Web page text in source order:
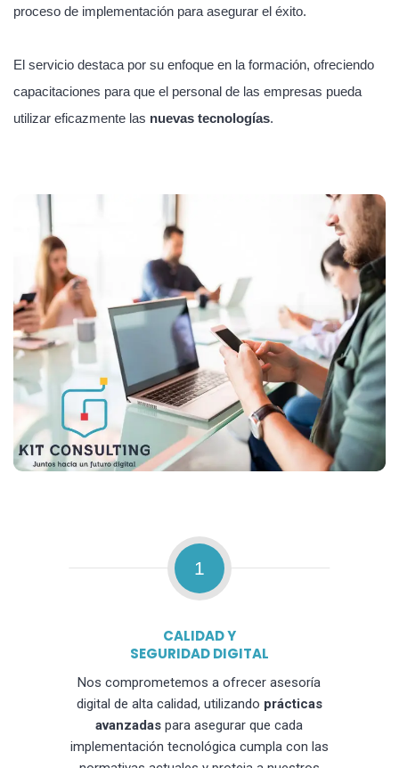
proceso de implementación para asegurar el éxito.
El servicio destaca por su enfoque en la formación, ofreciendo
capacitaciones para que el personal de las empresas pueda
utilizar eficazmente las nuevas tecnologías.
1
CALIDAD Y
SEGURIDAD DIGITAL
Nos comprometemos a ofrecer asesoría
digital de alta calidad, utilizando prácticas
avanzadas para asegurar que cada
implementación tecnológica cumpla con las